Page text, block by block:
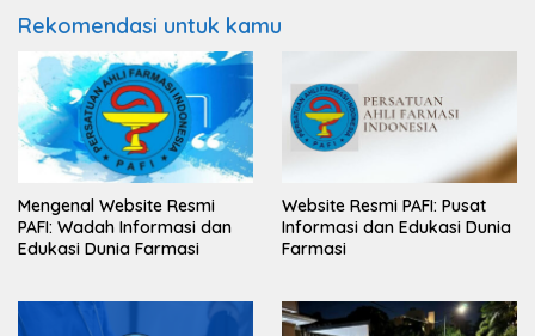
Rekomendasi untuk kamu
Mengenal Website Resmi
PAFI: Wadah Informasi dan
Edukasi Dunia Farmasi
Website Resmi PAFI: Pusat
Informasi dan Edukasi Dunia
Farmasi